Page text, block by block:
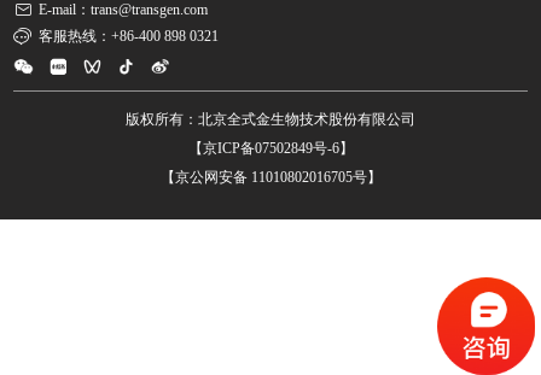
E-mail：trans@transgen.com
客服热线：+86-400 898 0321
版权所有：北京全式金生物技术股份有限公司
【京ICP备07502849号-6】
【京公网安备 11010802016705号】